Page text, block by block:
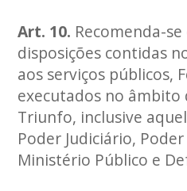
Art. 10. Recomenda-
disposições contidas
aos serviços públicos,
executados no âmbito
Triunfo, inclusive
Poder Judiciário,
Ministério Público e